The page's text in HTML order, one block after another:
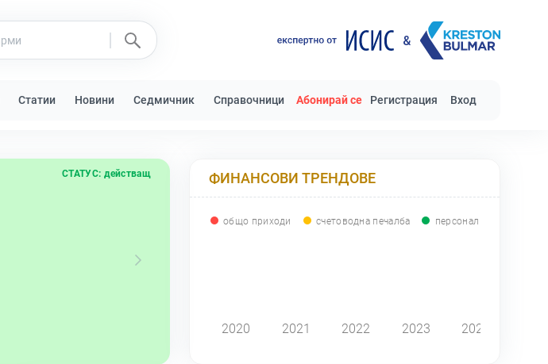
Статии Новини Седмичник Справочници Абонирай се Регистрация Вход
СТАТУС: действащ ФИНАНСОВИ ТРЕНДОВЕ
общо приходи счетоводна печалба персонал
2020 2021 2022 2023 2024